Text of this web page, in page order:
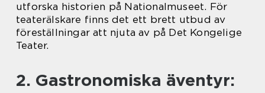
utforska historien på Nationalmuseet. För
teaterälskare finns det ett brett utbud av
föreställningar att njuta av på Det Kongelige
Teater.
2. Gastronomiska äventyr: